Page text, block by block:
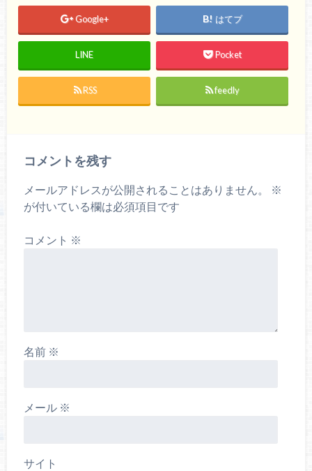
Google+ はてブ
LINE Pocket
RSS feedly
コメントを残す
メールアドレスが公開されることはありません。
※
が付いている欄は必須項目です
コメント ※
名前 ※
メール ※
サイト